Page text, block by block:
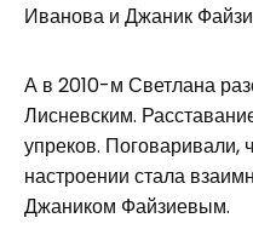
Иванова и Джаник
А в 2010-м Светлана
Лисневским.
упреков. Поговаривали,
настроении стала
Джаником Файзиевым.